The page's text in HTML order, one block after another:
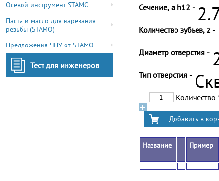
Осевой инструмент STAMO
Паста и масло для нарезания
резьбы (STAMO)
Предложения ЧПУ от STAMO
Тест для инженеров
Сечение, a h12 -
Количество зубьев, z -
Диаметр отверстия -
Тип отверстия -
Количество
Название Пример